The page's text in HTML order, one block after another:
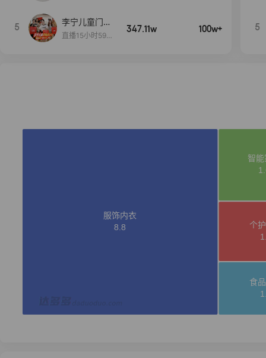
5
李宁儿童门店
爆款赤兔8pr
直播15小时59
347.11w 100w+ 5